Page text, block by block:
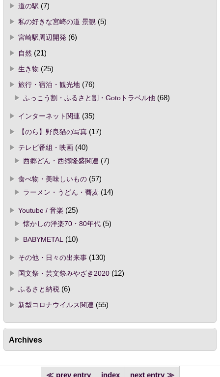
道の駅 (7)
私の好きな宮崎の道 景観 (5)
宮崎駅周辺開発(6)
自然 (21)
生き物 (25)
旅行・宿泊・観光地(76)
ふっこう割・ふるさと割・Gotoトラベル他(68)
インターネット関連 (35)
【のら】野良猫の写真(17)
テレビ番組・映画(40)
西郷どん・西郷隆盛関連 (7)
食べ物・美味しいもの(57)
ラーメン・うどん・蕎麦(14)
Youtube / 音楽 (25)
懐かしの洋楽70・80年代(5)
BABYMETAL
(10)
その他・日々の出来事(130)
国文祭・芸文祭みやざき2020(12)
ふるさと納税(6)
新型コロナウイルス関連 (55)
Archives
prev entry index next entry